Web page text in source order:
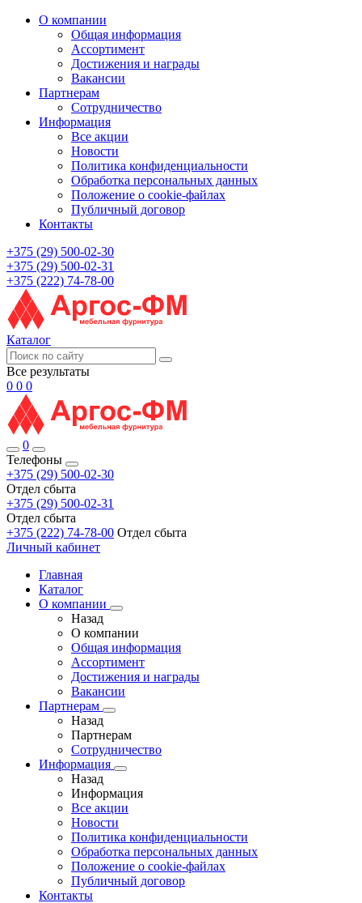
О компании
Общая информация
Ассортимент
Достижения и награды
Вакансии
Партнерам
Сотрудничество
Информация
Все акции
Новости
Политика конфиденциальности
Обработка персональных данных
Положение о cookie-файлах
Публичный договор
Контакты
+375 (29) 500-02-30
+375 (29) 500-02-31
+375 (222) 74-78-00
Каталог
Все результаты
0 0 0
0
Телефоны
+375 (29) 500-02-30
Отдел сбыта
+375 (29) 500-02-31
Отдел сбыта
+375 (222) 74-78-00 Отдел сбыта
Личный кабинет
Главная
Каталог
О компании
Назад
О компании
Общая информация
Ассортимент
Достижения и награды
Вакансии
Партнерам
Назад
Партнерам
Сотрудничество
Информация
Назад
Информация
Все акции
Новости
Политика конфиденциальности
Обработка персональных данных
Положение о cookie-файлах
Публичный договор
Контакты